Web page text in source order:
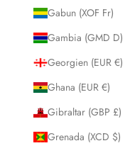
Gabun (XOF Fr)
Gambia (GMD D)
Georgien (EUR €)
Ghana (EUR €)
Gibraltar (GBP £)
Grenada (XCD $)